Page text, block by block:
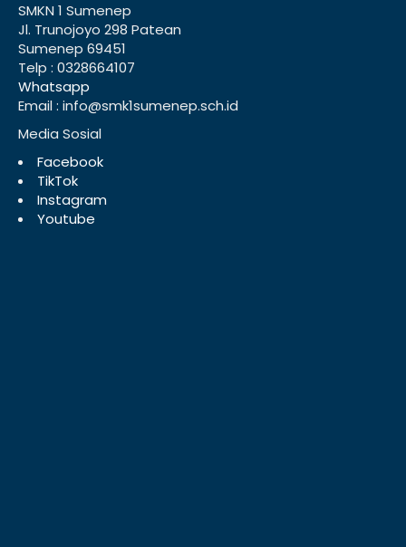
SMKN 1 Sumenep
Jl. Trunojoyo 298 Patean
Sumenep 69451
Telp : 0328664107
Whatsapp
Email : info@smk1sumenep.sch.id
Media Sosial
Facebook
TikTok
Instagram
Youtube